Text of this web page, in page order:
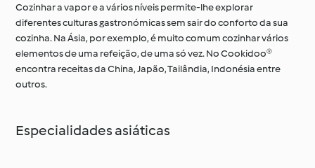
Cozinhar a vapor e a vários níveis permite-lhe explorar
diferentes culturas gastronómicas sem sair do conforto da sua
cozinha. Na Ásia, por exemplo, é muito comum cozinhar vários
elementos de uma refeição, de uma só vez. No Cookidoo®
encontra receitas da China, Japão, Tailândia, Indonésia entre
outros.
Especialidades asiáticas